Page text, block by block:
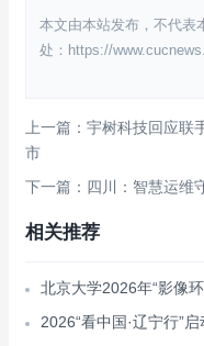
本文由本站发布，不代表
处：https://
上一篇：宇树科技回应
市
下一篇：四川：智慧运维
相关推荐
北京大学2026年“影像
2026“看中国·辽宁行”